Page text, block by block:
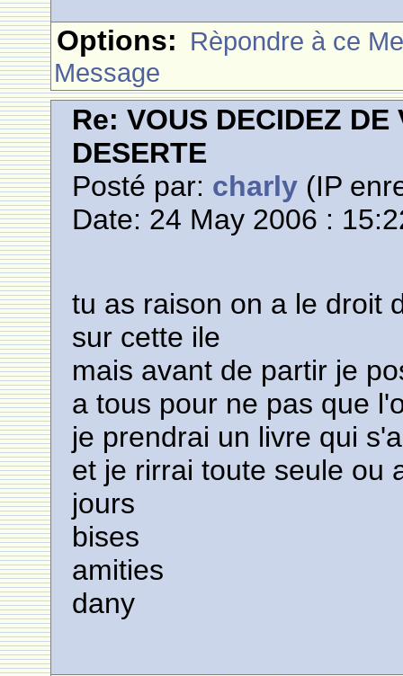
Options: Rèpondre à ce
Message
Re: VOUS DECIDEZ
DESERTE
Posté par: charly (IP
Date: 24 May 2006 :
tu as raison on a le droit
sur cette ile
mais avant de partir je
a tous pour ne pas que
je prendrai un livre qui
et je rirrai toute seule ou
jours
bises
amities
dany